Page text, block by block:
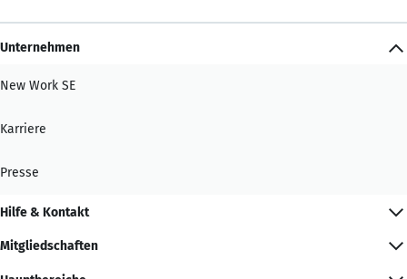
Unternehmen
New Work SE
Karriere
Presse
Hilfe & Kontakt
Mitgliedschaften